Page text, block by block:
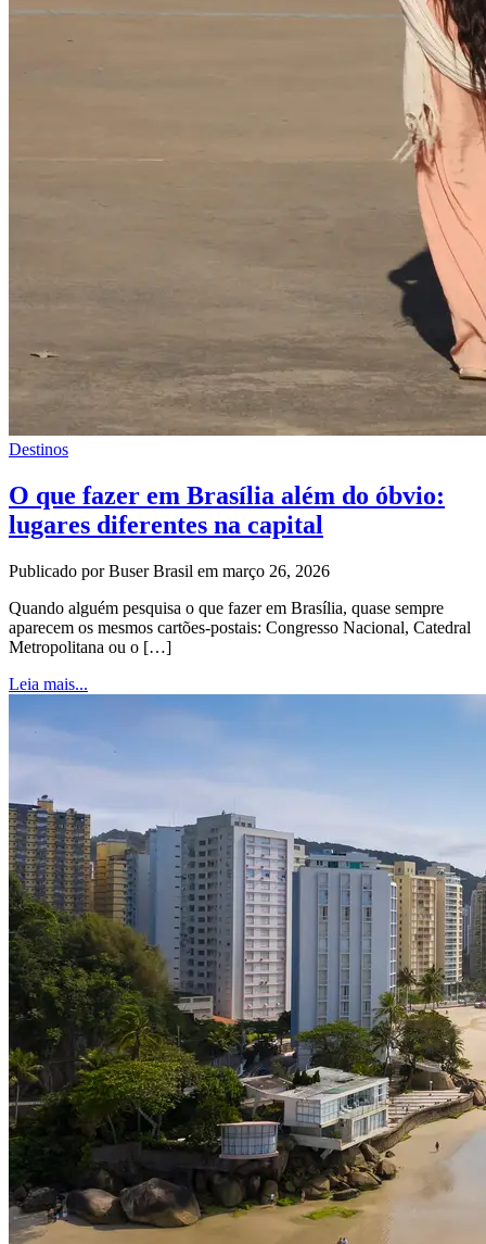
Destinos
O que fazer em Brasília além do óbvio:
lugares diferentes na capital
Publicado por Buser Brasil em março 26, 2026
Quando alguém pesquisa o que fazer em Brasília, quase sempre
aparecem os mesmos cartões-postais: Congresso Nacional, Catedral
Metropolitana ou o […]
Leia mais...